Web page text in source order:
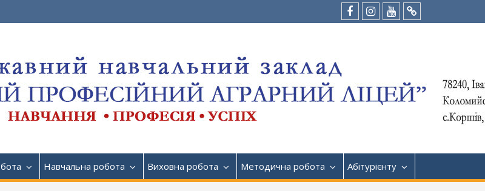
FacebookInstagram
Youtube
Tik-
Навчальна робота Виховна робота Методична робота Абітурієнту